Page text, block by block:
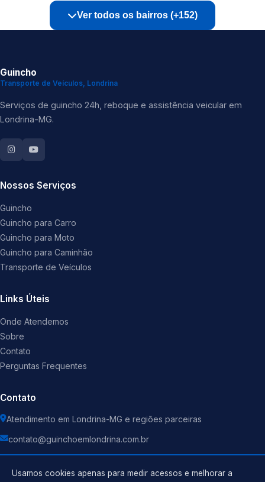
Ver todos os bairros (+152)
Guincho
Transporte de Veículos, Londrina
Serviços de guincho 24h, reboque e assistência veicular em
Londrina-MG.
Nossos Serviços
Guincho
Guincho para Carro
Guincho para Moto
Guincho para Caminhão
Transporte de Veículos
Links Úteis
Onde Atendemos
Sobre
Contato
Perguntas Frequentes
Contato
Atendimento em Londrina-MG e regiões parceiras
contato@guinchoemlondrina.com.br
Usamos cookies apenas para medir acessos e melhorar a